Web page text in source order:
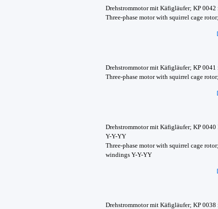
Drehstrommotor mit Käfigläufer; KP
Three-phase motor with squirrel cage
Drehstrommotor mit Käfigläufer; KP
Three-phase motor with squirrel cage
Drehstrommotor mit Käfigläufer; KP
Y-Y-YY
Three-phase motor with squirrel cage
windings Y-Y-YY
Drehstrommotor mit Käfigläufer; KP